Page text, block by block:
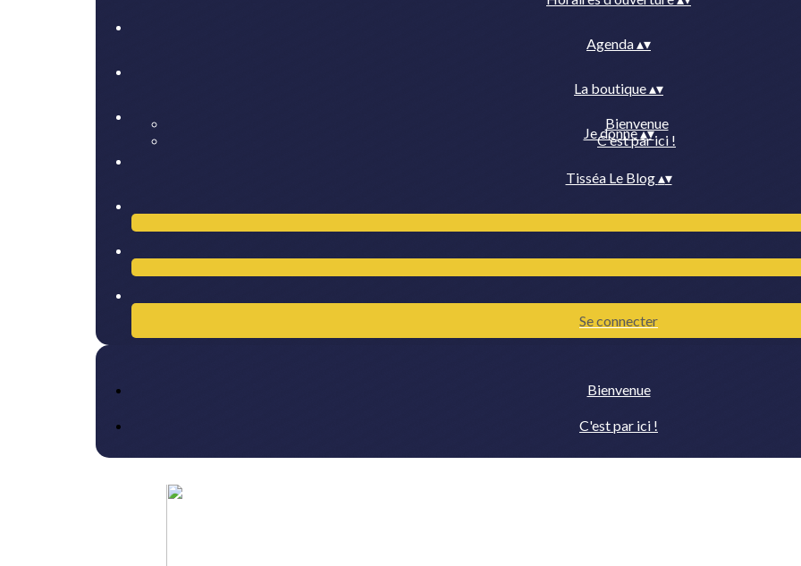
Agenda▴▾
La boutique▴▾
Bienvenue
C'est par ici !
Je donne▴▾
Tisséa Le Blog▴▾
Se connecter
Bienvenue
C'est par ici !